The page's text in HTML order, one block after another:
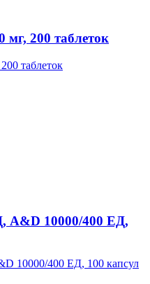
мг, 200 таблеток
A&D 10000/400 ЕД,